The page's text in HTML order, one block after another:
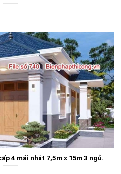
4 mái nhật 7,5m x 15m 3 ngủ.